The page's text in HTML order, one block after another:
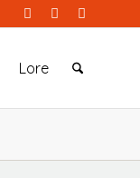
Lore